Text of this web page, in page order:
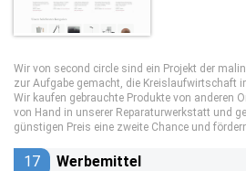
Wir von second circle sind ein Projekt der
zur Aufgabe gemacht, die Kreislaufwirtschaft
Wir kaufen gebrauchte Produkte von anderen
von Hand in unserer Reparaturwerkstatt und
günstigen Preis eine zweite Chance und
17 Werbemittel